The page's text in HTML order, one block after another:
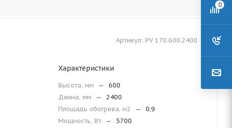
Артикул: PV 170.600.2400
Характеристики
Высота, мм —
600
Длина, мм
—
2400
Площадь обогрева, м2
—
0,9
Мощность, Вт
—
5700
0